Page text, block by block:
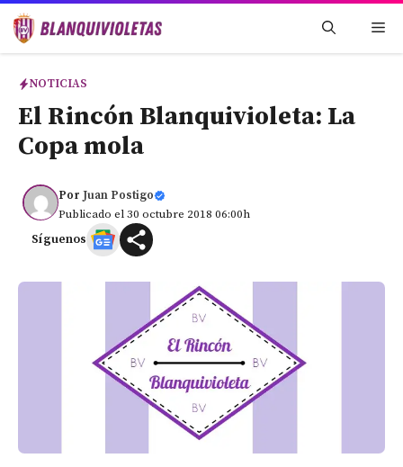
Saltar
NOTICIAS
El Rincón Blanquivioleta: La
Copa mola
Por Juan Postigo
Publicado el 30 octubre 2018 06:00h
Síguenos